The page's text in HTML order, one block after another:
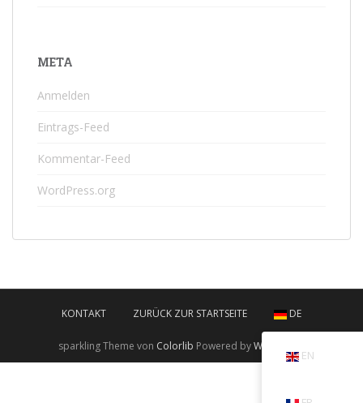
META
Anmelden
Eintrags-Feed
Kommentar-Feed
WordPress.org
KONTAKT ZURÜCK ZUR STARTSEITE DE
EN
sparkling Theme von Colorlib Powered byWordPress